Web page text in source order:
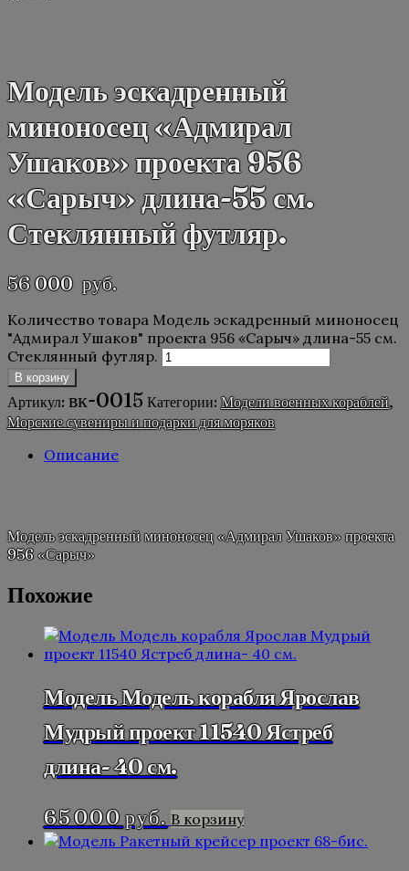
Модель эскадренный
миноносец «Адмирал
Ушаков» проекта 956
«Сарыч» длина-55 см.
Стеклянный футляр.
56 000 руб.
Количество товара Модель эскадренный миноносец
"Адмирал Ушаков" проекта 956 «Сарыч» длина-55 см.
Стеклянный футляр.
В корзину
Артикул: вк-0015 Категории:Модели военных кораблей,
Морские сувениры и подарки для моряков
Описание
Модель эскадренный миноносец «Адмирал Ушаков» проекта
956 «Сарыч»
Похожие
Модель Модель корабля Ярослав
Мудрый проект 11540 Ястреб
длина- 40 см.
65 000руб. В корзину